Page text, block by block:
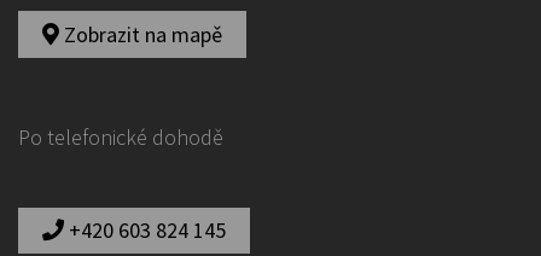
Zobrazit na mapě
Po telefonické dohodě
+420 603 824 145